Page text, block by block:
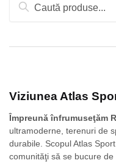
Viziunea Atlas
Împreună înfrumuseţăm
ultramoderne, terenuri de
durabile. Scopul Atlas
comunităţi să se bucure